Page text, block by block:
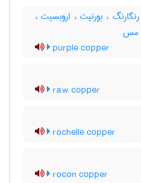
، بورنیت ، اروبسیت ،
مس
purple copper
raw copper
rochelle copper
rocon copper